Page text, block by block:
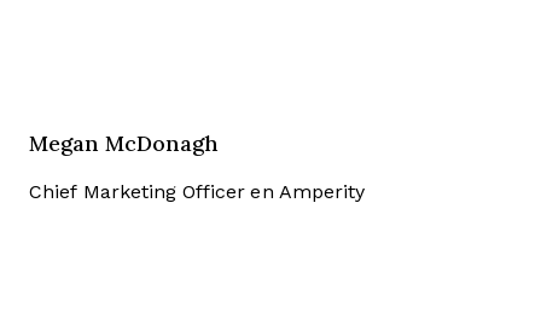
Megan McDonagh
Chief Marketing Officer en Amperity